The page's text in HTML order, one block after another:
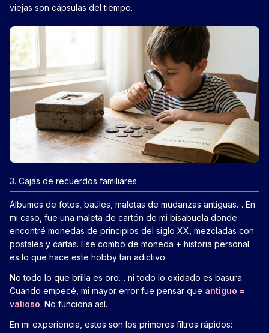
viejas son cápsulas del tiempo.
3. Cajas de recuerdos familiares
Álbumes de fotos, baúles, maletas de mudanzas antiguas… En
mi caso, fue una maleta de cartón de mi bisabuela donde
encontré monedas de principios del siglo XX, mezcladas con
postales y cartas. Ese combo de moneda + historia personal
es lo que hace este hobby tan adictivo.
No todo lo que brilla es oro… ni todo lo oxidado es basura.
Cuando empecé, mi mayor error fue pensar que antiguo =
valioso. No funciona así.
En mi experiencia, estos son los primeros filtros rápidos: